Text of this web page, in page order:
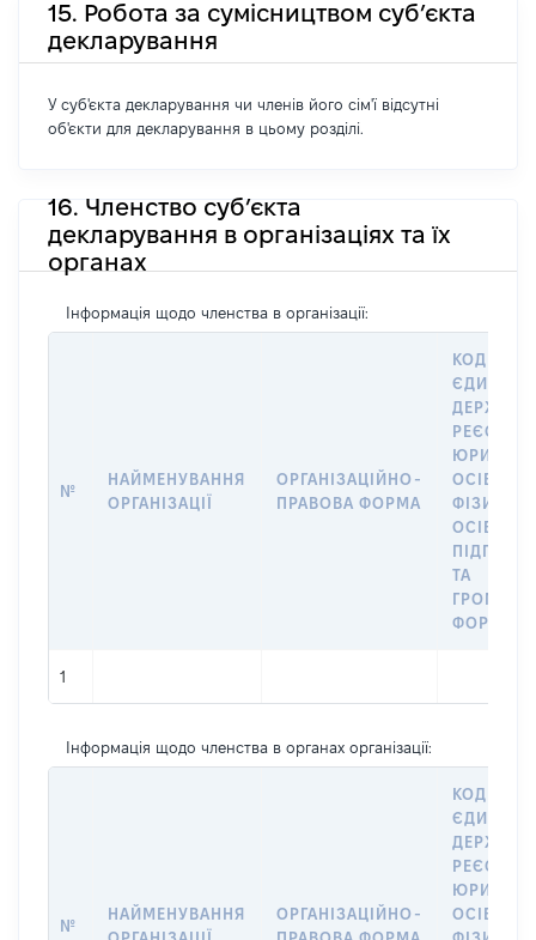
15. Робота за сумісництвом суб’єкта
декларування
У суб'єкта декларування чи членів його сім'ї відсутні
об'єкти для декларування в цьому розділі.
16. Членство суб’єкта
декларування в організаціях та їх
органах
Інформація щодо членства в організації:
№
НАЙМЕНУВАННЯ
ОРГАНІЗАЦІЇ
ОРГАНІЗАЦІЙНО-
ПРАВОВА ФОРМА
КОД В
РЕЄСТРІ
ОСІБ,
ОСІБ –
ТА
1
Інформація щодо членства в органах організації:
№
НАЙМЕНУВАННЯ
ОРГАНІЗАЦІЙНО-
КОД В
РЕЄСТРІ
ОСІБ,